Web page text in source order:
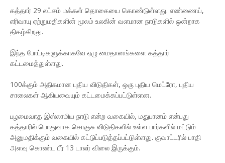
கத்தார் 29 லட்சம் மக்கள் தொகையை கொண்டுள்ளது. எண்ணைய்,
எரிவாயு ஏற்றுமதிகளின் மூலம் உலகின் வளமான நாடுகளில் ஒன்றாக
திகழ்கிறது.
இந்த போட்டிகளுக்காகவே ஏழு மைதானங்களை கத்தார்
கட்டமைத்துள்ளது.
100க்கும் அதிகமான புதிய விடுதிகள், ஒரு புதிய மெட்ரோ, புதிய
சாலைகள் ஆகியவையும் கட்டமைக்கப்பட்டுள்ளன.
பழமைவாத இஸ்லாமிய நாடு என்ற வகையில், மதுபானம் என்பது
கத்தாரில் பொதுவாக சொகுசு விடுதிகளில் உள்ள பார்களில் மட்டும்
அனுமதிக்கும் வகையில் கட்டுப்படுத்தப்பட்டுள்ளது. குவாட்டரில் பாதி
அளவு கொண்ட பீர் 13 டாலர் விலை இருக்கும்.